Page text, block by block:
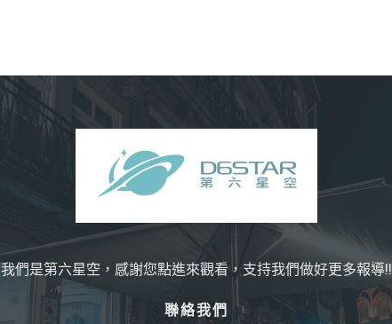
我們是第六星空，感謝您點進來觀看，支持我們做好更多報導!!
聯絡我們